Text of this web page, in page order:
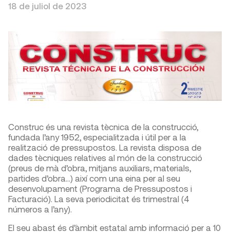
18 de juliol de 2023
Construc és una revista tècnica de la construcció,
fundada l’any 1952, especialitzada i útil per a la
realització de pressupostos. La revista disposa de
dades tècniques relatives al món de la construcció
(preus de mà d’obra, mitjans auxiliars, materials,
partides d’obra…) així com una eina per al seu
desenvolupament (Programa de Pressupostos i
Facturació). La seva periodicitat és trimestral (4
números a l’any).
El seu abast és d’àmbit estatal amb informació per a 10